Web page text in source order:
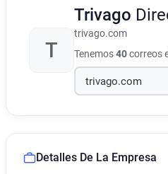
T
Trivago
trivago.com
Tenemos40correos
Detalles De La Empresa